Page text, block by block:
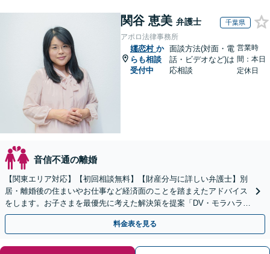
関谷 恵美 弁護士 千葉県
アポロ法律事務所
嬬恋村 か
らも相談
受付中
面談方法(対面・電
話・ビデオなど)は
応相談
営業時
間：本日
定休日
音信不通の離婚
【関東エリア対応】【初回相談無料】【財産分与に詳しい弁護士】別
居・離婚後の住まいやお仕事など経済面のことを踏まえたアドバイス
をします。お子さまを最優先に考えた解決策を提案「DV・モラハラに
悩む方を徹底サポート」【完全個室】【休日夜間面談可】
料金表を見る